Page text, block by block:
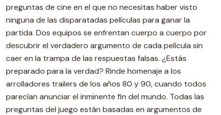
preguntas de cine en el que no necesitas haber visto
ninguna de las disparatadas películas para ganar la
partida. Dos equipos se enfrentan cuerpo a cuerpo por
descubrir el verdadero argumento de cada película sin
caer en la trampa de las respuestas falsas. ¿Estás
preparado para la verdad? Rinde homenaje a los
arrolladores trailers de los años 80 y 90, cuando todos
parecían anunciar el inminente fin del mundo. Todas las
preguntas del juego están basadas en argumentos de